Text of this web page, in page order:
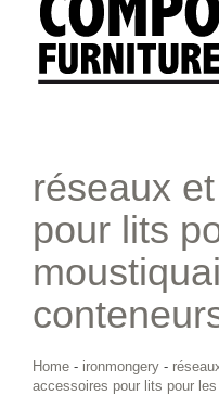
réseaux
pour lits
Home - ironmongery -
accessoires pour lits pour